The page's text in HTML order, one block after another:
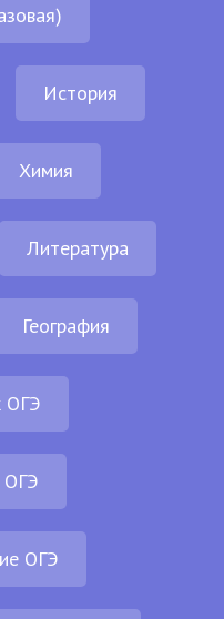
История
Химия
Литература
География
ОГЭ
ОГЭ
ОГЭ